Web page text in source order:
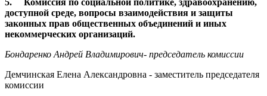
5. Комиссия по социальной политике, здравоохранению,
доступной среде, вопросы взаимодействия и защиты
законных прав общественных объединений и иных
некоммерческих организаций.
Бондаренко Андрей Владимирович- председатель комиссии
Демчинская Елена Александровна - заместитель председателя
комиссии